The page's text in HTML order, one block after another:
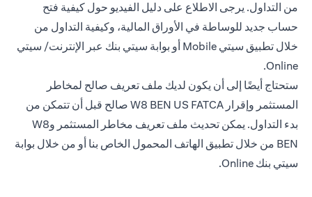
من التداول. يرجى الاطلاع على دليل الفيديو حول كيفية فتح
حساب جديد للوساطة في الأوراق المالية، وكيفية التداول من
خلال تطبيق سيتي Mobile أو بوابة سيتي بنك عبر الإنترنت/ سيتي
Online.
ستحتاج أيضًا إلى أن يكون لديك ملف تعريف صالح لمخاطر
المستثمر وإقرار W8 BEN US FATCA صالح قبل أن تتمكن من
بدء التداول. يمكن تحديث ملف تعريف مخاطر المستثمر وW8
BEN من خلال تطبيق الهاتف المحمول الخاص بنا أو من خلال بوابة
سيتي بنك Online.